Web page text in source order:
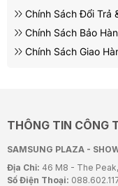
Chính Sách Đổi Trả
Chính Sách Bảo
Chính Sách Giao
THÔNG TIN CÔNG
SAMSUNG PLAZA -
Địa Chỉ: 46 M8 - The
Số Điện Thoại: